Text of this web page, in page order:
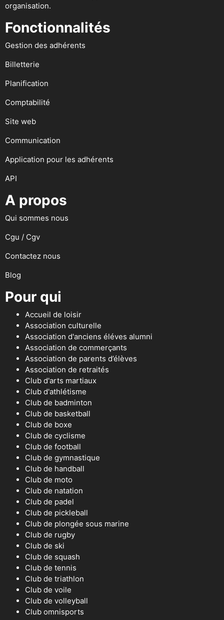
organisation.
Fonctionnalités
Gestion des adhérents
Billetterie
Planification
Comptabilité
Site web
Communication
Application pour les adhérents
API
A propos
Qui sommes nous
Cgu / Cgv
Contactez nous
Blog
Pour qui
Accueil de loisir
Association culturelle
Association d'anciens éléves alumni
Association de commerçants
Association de parents d’élèves
Association de retraités
Club d'arts martiaux
Club d'athlétisme
Club de badminton
Club de basketball
Club de boxe
Club de cyclisme
Club de football
Club de gymnastique
Club de handball
Club de moto
Club de natation
Club de padel
Club de pickleball
Club de plongée sous marine
Club de rugby
Club de ski
Club de squash
Club de tennis
Club de triathlon
Club de voile
Club de volleyball
Club omnisports